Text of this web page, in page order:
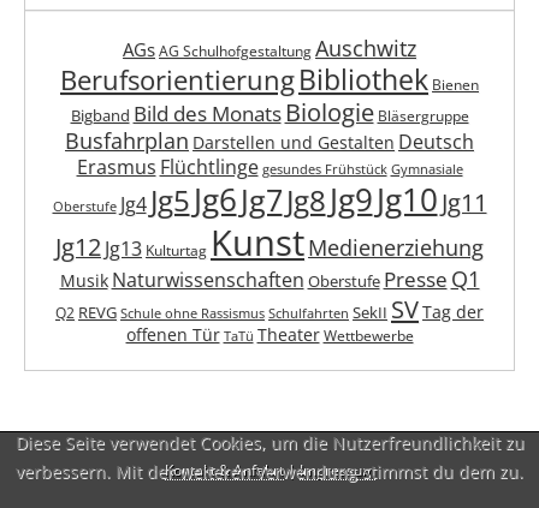
AGs AG Schulhofgestaltung Auschwitz
BerufsorientierungBibliothek Bienen
Bigband Bild des Monats Biologie Bläsergruppe
Busfahrplan Darstellen und Gestalten Deutsch
Erasmus Flüchtlinge gesundes Frühstück Gymnasiale
Oberstufe Jg4 Jg5Jg6Jg7Jg8Jg9Jg10Jg11
Jg12Jg13 Kulturtag KunstMedienerziehung
Musik Naturwissenschaften Oberstufe Presse Q1
Q2 REVG Schule ohne Rassismus Schulfahrten SekII SVTag der
offenen Tür TaTü Theater Wettbewerbe
Kontakt & Anfahrt|Impressum
Diese Seite verwendet Cookies, um die Nutzerfreundlichkeit zu
verbessern. Mit der weiteren Verwendung stimmst du dem zu.